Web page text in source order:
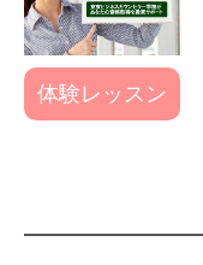
体験レッスン